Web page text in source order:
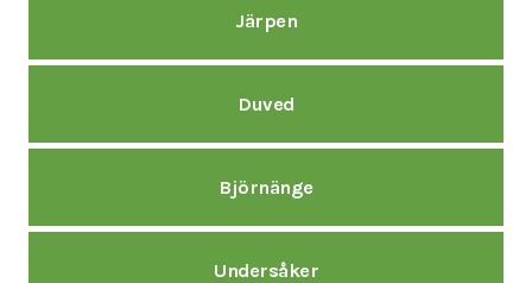
Järpen
Duved
Björnänge
Undersåker